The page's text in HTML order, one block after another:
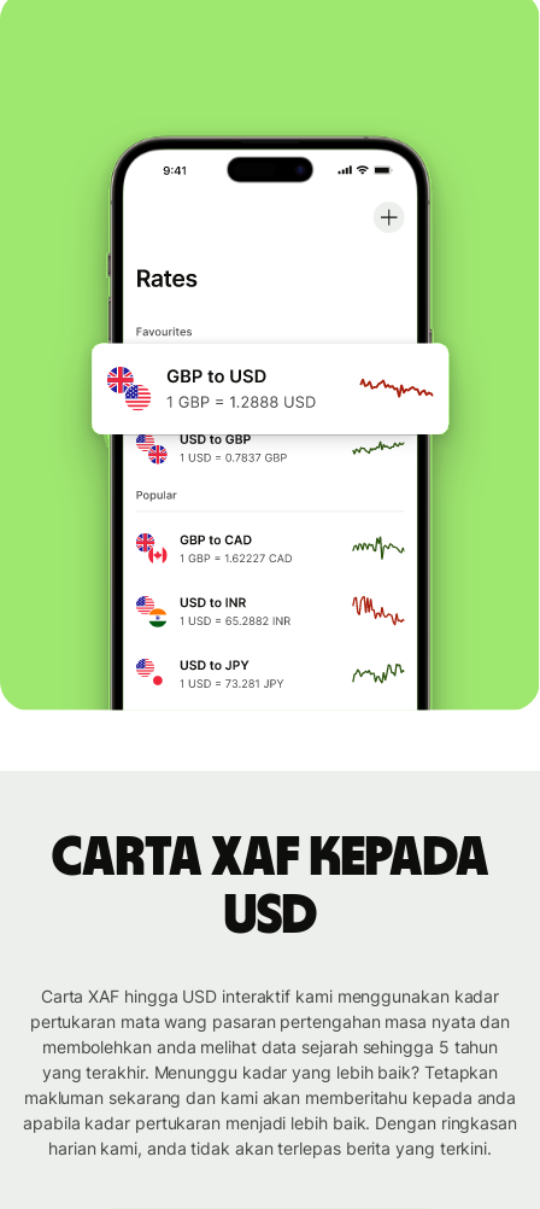
Carta XAF kepada
USD
Carta XAF hingga USD interaktif kami menggunakan kadar
pertukaran mata wang pasaran pertengahan masa nyata dan
membolehkan anda melihat data sejarah sehingga 5 tahun
yang terakhir. Menunggu kadar yang lebih baik? Tetapkan
makluman sekarang dan kami akan memberitahu kepada anda
apabila kadar pertukaran menjadi lebih baik. Dengan ringkasan
harian kami, anda tidak akan terlepas berita yang terkini.